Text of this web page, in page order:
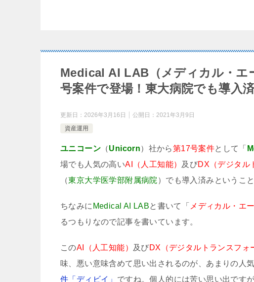
Medical AI LAB（メディカル・エ
号案件で登場！東大病院でも導入済
更新日： 2026年3月16日 公開日： 2021年3月9日
資産運用
ユニコーン （Unicorn）社から第17号案件として「
場でも人気の高いAI（人工知能） 及びDX（デジタル
（東京大学医学部附属病院 ）でも導入済みというこ
ちなみに Medical AI LABと書いて「 メディカル・エ
るつもりなので記事を書いています。
このAI（人工知能） 及びDX（デジタルトランスフォ
味、悪い意味含めて思い出されるのが、あまりの人
件「ディビイ」 ですね。個人的には苦い思い出ですが